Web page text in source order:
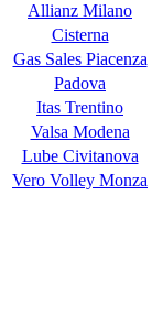
Allianz Milano
Cisterna
Gas Sales Piacenza
Padova
Itas Trentino
Valsa Modena
Lube Civitanova
Vero Volley Monza